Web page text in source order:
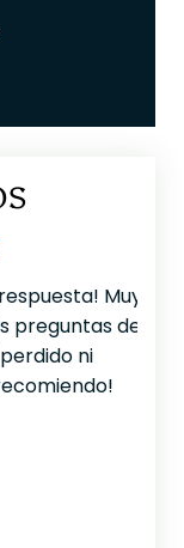
Muy
preguntas de
ni